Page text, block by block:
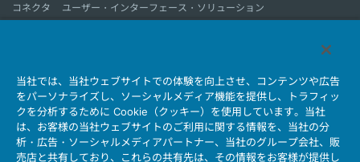
コネクタ
ユーザー・インターフェース・ソリューション
会社情報 サステナビリティ IR情報 採用情報
会社情報新着一覧
製品情報新着一覧
サイトマップ お問い合わせ
当社では、当社ウェブサイトでの体験を向上させ、コンテンツや広告
をパーソナライズし、ソーシャルメディア機能を提供し、トラフィッ
クを分析するために Cookie（クッキー）を使用しています。当社
は、お客様の当社ウェブサイトのご利用に関する情報を、当社の分
析・広告・ソーシャルメディアパートナー、当社のグループ会社、販
売店と共有しており、これらの共有先は、その情報をお客様が提供し